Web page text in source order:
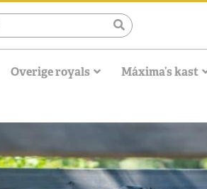
Overige royals Máxima’s kast